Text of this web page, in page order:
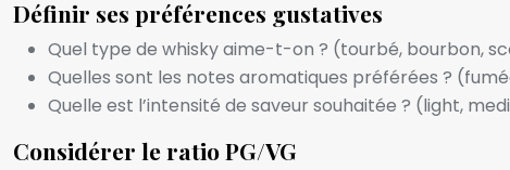
Définir ses préférences gustatives
Quel type de whisky aime-t-on ? (tourbé, bourbon,
Quelles sont les notes aromatiques préférées ?
Quelle est l’intensité de saveur souhaitée ? (light,
Considérer le ratio PG/VG